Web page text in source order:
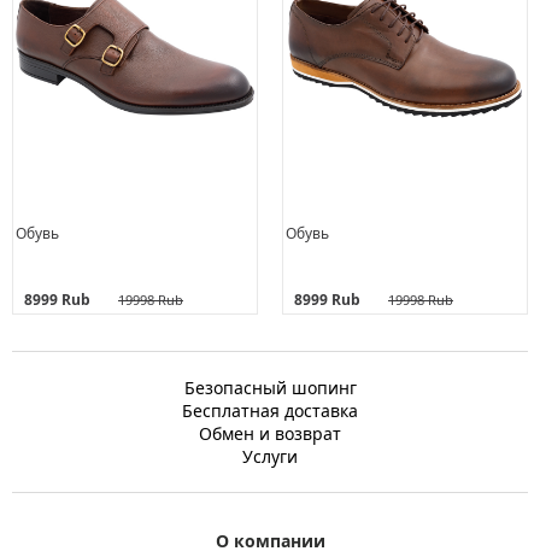
Обувь
8999 Rub 19998 Rub
Обувь
8999 Rub 19998 Rub
Безопасный шопинг
Бесплатная доставка
Обмен и возврат
Услуги
О компании